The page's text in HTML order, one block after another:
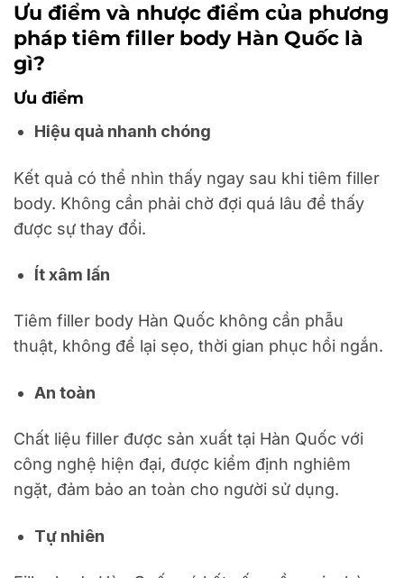
Ưu điểm và nhược điểm của phương
pháp tiêm filler body Hàn Quốc là
gì?
Ưu điểm
Hiệu quả nhanh chóng
Kết quả có thể nhìn thấy ngay sau khi tiêm filler
body. Không cần phải chờ đợi quá lâu để thấy
được sự thay đổi.
Ít xâm lấn
Tiêm filler body Hàn Quốc không cần phẫu
thuật, không để lại sẹo, thời gian phục hồi ngắn.
An toàn
Chất liệu filler được sản xuất tại Hàn Quốc với
công nghệ hiện đại, được kiểm định nghiêm
ngặt, đảm bảo an toàn cho người sử dụng.
Tự nhiên